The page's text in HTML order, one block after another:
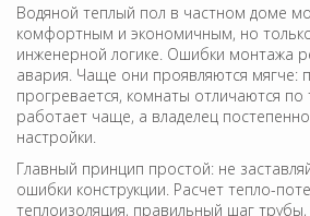
Водяной теплый пол в частном доме
комфортным и экономичным, но
инженерной логике. Ошибки монтажа
авария. Чаще они проявляются мягче:
прогревается, комнаты отличаются по
работает чаще, а владелец
настройки.
Главный принцип простой: не
ошибки конструкции. Расчет тепло-
теплоизоляция, правильный шаг